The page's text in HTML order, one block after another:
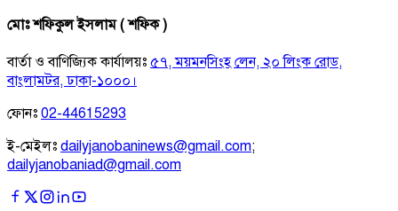
মোঃ শফিকুল ইসলাম ( শফিক )
বার্তা ও বাণিজ্যিক কার্যালয়ঃ ৫৭, ময়মনসিংহ লেন, ২০ লিংক রোড,
বাংলামটর, ঢাকা-১০০০।
ফোনঃ 02-44615293
ই-মেইলঃ dailyjanobaninews@gmail.com;
dailyjanobaniad@gmail.com